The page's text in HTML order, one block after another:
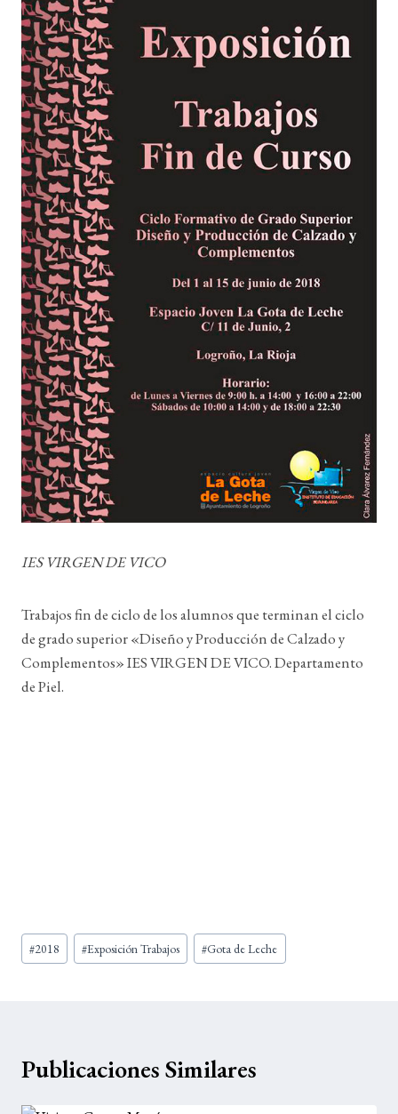
IES VIRGEN DE VICO
Trabajos fin de ciclo de los alumnos que terminan el ciclo
de grado superior «Diseño y Producción de Calzado y
Complementos» IES VIRGEN DE VICO. Departamento
de Piel.
Etiquetas
de
#2018 #Exposición Trabajos #Gota de Leche
Publicaciones Similares